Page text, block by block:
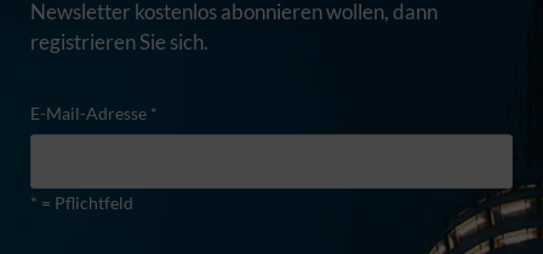
Newsletter kostenlos abonnieren wollen, dann
registrieren Sie sich.
E-Mail-Adresse *
* = Pflichtfeld